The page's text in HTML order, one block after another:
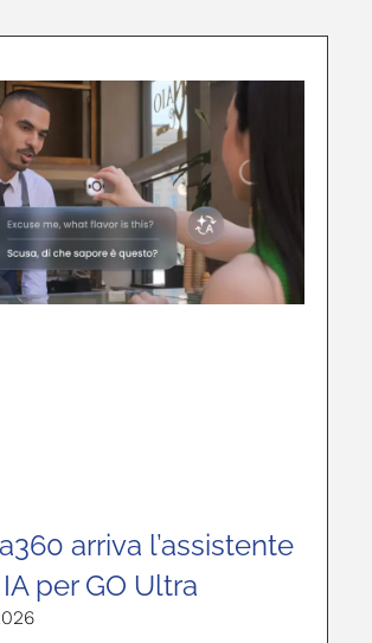
arriva l’assistente
per GO Ultra